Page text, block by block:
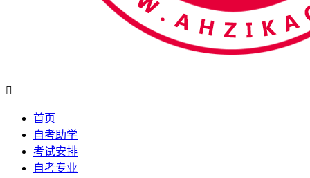

首页
自考助学
考试安排
自考专业